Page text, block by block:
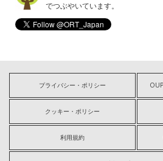
でつぶやいています。
プライバシー・ポリシー
クッキー・ポリシー
利用規約